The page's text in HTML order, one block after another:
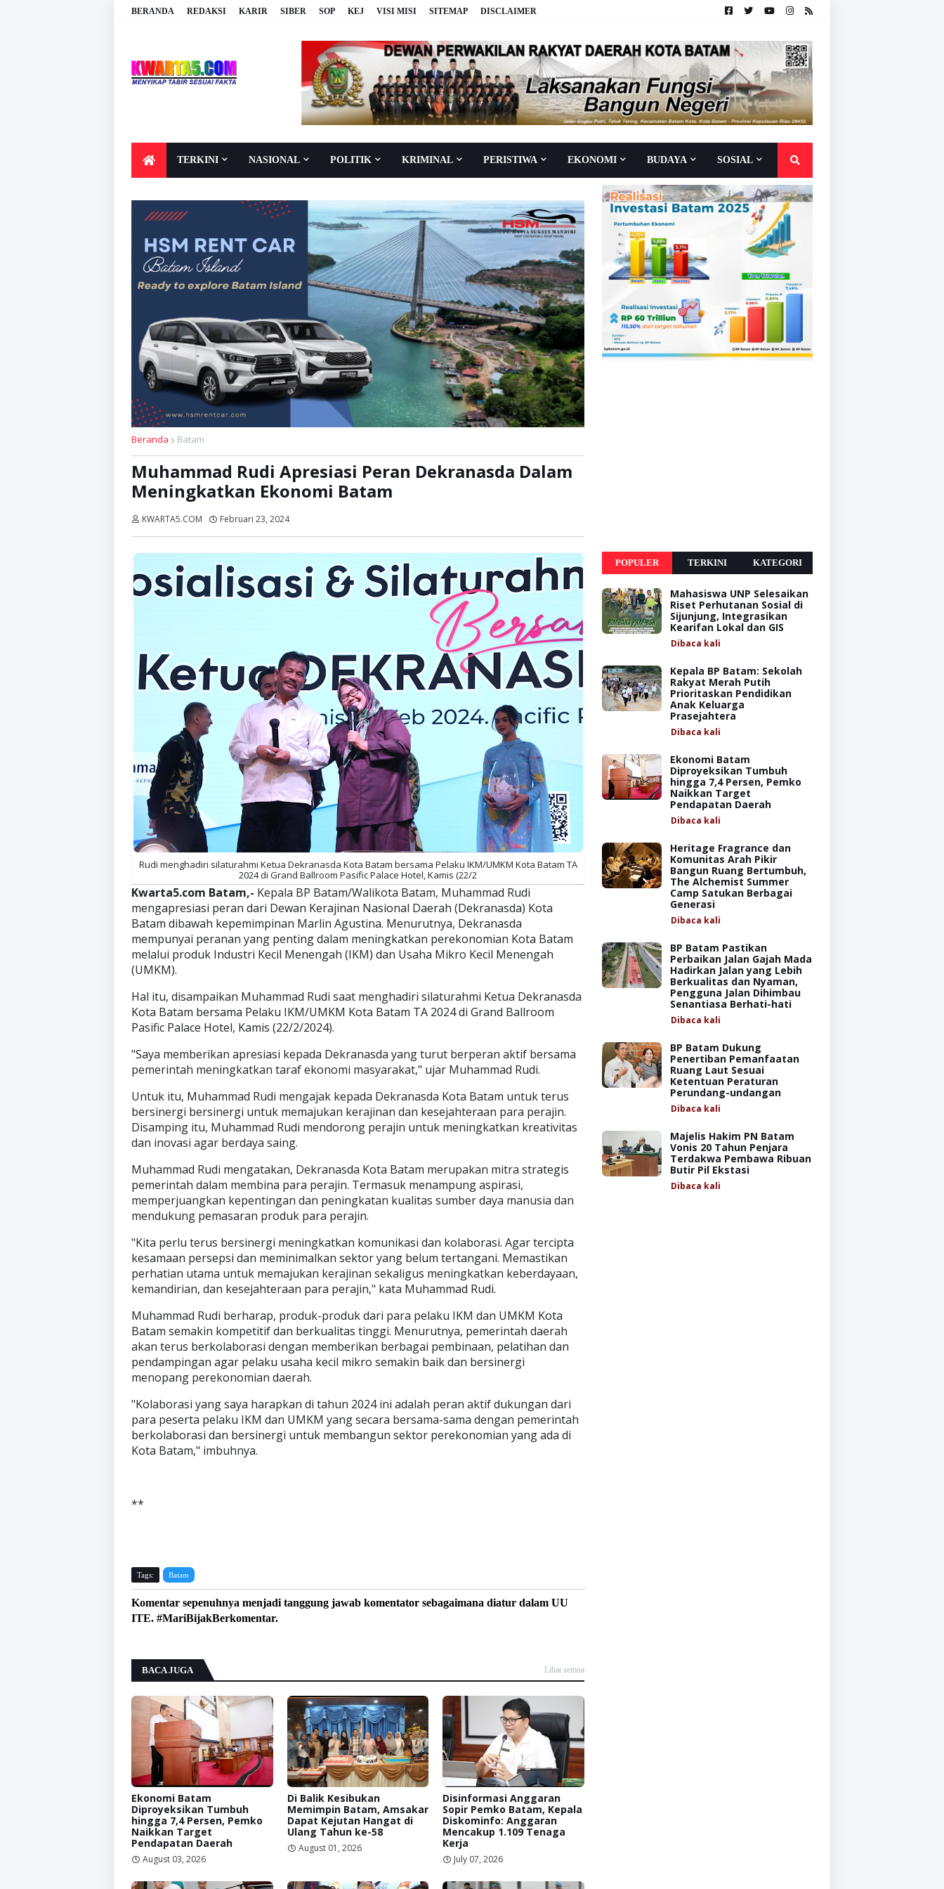
BERANDA REDAKSI KARIR SIBER SOP KEJ VISI MISI SITEMAP DISCLAIMER
TERKINI NASIONAL POLITIK KRIMINAL PERISTIWA EKONOMI BUDAYA SOSIAL
Beranda Batam
Muhammad Rudi Apresiasi Peran Dekranasda Dalam
Meningkatkan Ekonomi Batam
KWARTA5.COM Februari 23, 2024
Rudi menghadiri silaturahmi Ketua Dekranasda Kota Batam bersama Pelaku IKM/UMKM Kota Batam TA
2024 di Grand Ballroom Pasific Palace Hotel, Kamis (22/2
Kwarta5.com Batam,- Kepala BP Batam/Walikota Batam, Muhammad Rudi
mengapresiasi peran dari Dewan Kerajinan Nasional Daerah (Dekranasda) Kota
Batam dibawah kepemimpinan Marlin Agustina. Menurutnya, Dekranasda
mempunyai peranan yang penting dalam meningkatkan perekonomian Kota Batam
melalui produk Industri Kecil Menengah (IKM) dan Usaha Mikro Kecil Menengah
(UMKM).
Hal itu, disampaikan Muhammad Rudi saat menghadiri silaturahmi Ketua Dekranasda
Kota Batam bersama Pelaku IKM/UMKM Kota Batam TA 2024 di Grand Ballroom
Pasific Palace Hotel, Kamis (22/2/2024).
"Saya memberikan apresiasi kepada Dekranasda yang turut berperan aktif bersama
pemerintah meningkatkan taraf ekonomi masyarakat," ujar Muhammad Rudi.
Untuk itu, Muhammad Rudi mengajak kepada Dekranasda Kota Batam untuk terus
bersinergi bersinergi untuk memajukan kerajinan dan kesejahteraan para perajin.
Disamping itu, Muhammad Rudi mendorong perajin untuk meningkatkan kreativitas
dan inovasi agar berdaya saing.
Muhammad Rudi mengatakan, Dekranasda Kota Batam merupakan mitra strategis
pemerintah dalam membina para perajin. Termasuk menampung aspirasi,
memperjuangkan kepentingan dan peningkatan kualitas sumber daya manusia dan
mendukung pemasaran produk para perajin.
"Kita perlu terus bersinergi meningkatkan komunikasi dan kolaborasi. Agar tercipta
kesamaan persepsi dan meminimalkan sektor yang belum tertangani. Memastikan
perhatian utama untuk memajukan kerajinan sekaligus meningkatkan keberdayaan,
kemandirian, dan kesejahteraan para perajin," kata Muhammad Rudi.
Muhammad Rudi berharap, produk-produk dari para pelaku IKM dan UMKM Kota
Batam semakin kompetitif dan berkualitas tinggi. Menurutnya, pemerintah daerah
akan terus berkolaborasi dengan memberikan berbagai pembinaan, pelatihan dan
pendampingan agar pelaku usaha kecil mikro semakin baik dan bersinergi
menopang perekonomian daerah.
"Kolaborasi yang saya harapkan di tahun 2024 ini adalah peran aktif dukungan dari
para peserta pelaku IKM dan UMKM yang secara bersama-sama dengan pemerintah
berkolaborasi dan bersinergi untuk membangun sektor perekonomian yang ada di
Kota Batam," imbuhnya.
**
Tags: Batam
Komentar sepenuhnya menjadi tanggung jawab komentator sebagaimana diatur dalam UU
ITE. #MariBijakBerkomentar.
BACA JUGA Lihat semua
Ekonomi Batam
Diproyeksikan Tumbuh
hingga 7,4 Persen, Pemko
Naikkan Target
Pendapatan Daerah
August 03, 2026
Di Balik Kesibukan
Memimpin Batam, Amsakar
Dapat Kejutan Hangat di
Ulang Tahun ke-58
August 01, 2026
Disinformasi Anggaran
Sopir Pemko Batam, Kepala
Diskominfo: Anggaran
Mencakup 1.109 Tenaga
Kerja
July 07, 2026
POPULER TERKINI KATEGORI
Mahasiswa UNP Selesaikan
Riset Perhutanan Sosial di
Sijunjung, Integrasikan
Kearifan Lokal dan GIS
Dibaca kali
Kepala BP Batam: Sekolah
Rakyat Merah Putih
Prioritaskan Pendidikan
Anak Keluarga
Prasejahtera
Dibaca kali
Ekonomi Batam
Diproyeksikan Tumbuh
hingga 7,4 Persen, Pemko
Naikkan Target
Pendapatan Daerah
Dibaca kali
Heritage Fragrance dan
Komunitas Arah Pikir
Bangun Ruang Bertumbuh,
The Alchemist Summer
Camp Satukan Berbagai
Generasi
Dibaca kali
BP Batam Pastikan
Perbaikan Jalan Gajah Mada
Hadirkan Jalan yang Lebih
Berkualitas dan Nyaman,
Pengguna Jalan Dihimbau
Senantiasa Berhati-hati
Dibaca kali
BP Batam Dukung
Penertiban Pemanfaatan
Ruang Laut Sesuai
Ketentuan Peraturan
Perundang-undangan
Dibaca kali
Majelis Hakim PN Batam
Vonis 20 Tahun Penjara
Terdakwa Pembawa Ribuan
Butir Pil Ekstasi
Dibaca kali